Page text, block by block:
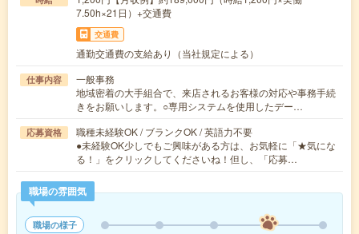
7.50h×21日）+交通費
交通費
通勤交通費の支給あり（当社規定による）
仕事内容
一般事務
地域密着の大手組合で、来店されるお客様の対応や事務手続
きをお願いします。○専用システムを使用したデー…
応募資格
職種未経験OK / ブランクOK / 英語力不要
●未経験OK少しでもご興味がある方は、お気軽に「★気にな
る！」をクリックしてくださいね！但し、「応募…
職場の雰囲気
職場の様子